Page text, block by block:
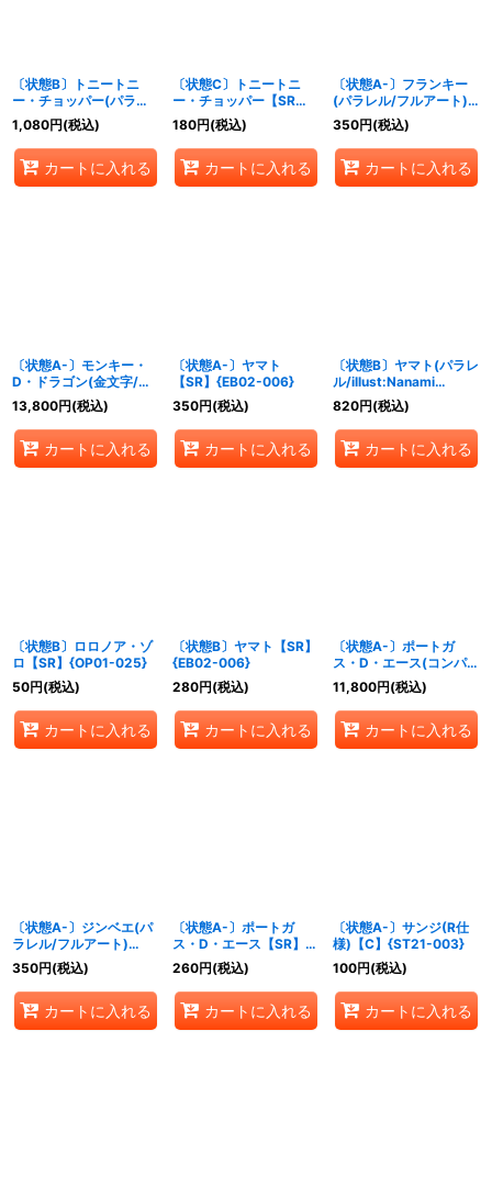
〔状態B〕トニートニ
ー・チョッパー(パラレ
ル/illust:Ririka Fukaya)
【R/P】{EB02-003}
1,080円(税込)
カートに入れる
〔状態C〕トニートニ
ー・チョッパー【SR】
{EB01-006}
180円(税込)
カートに入れる
〔状態A-〕フランキー
(パラレル/フルアート)
【C/P】{ST21-011}
350円(税込)
カートに入れる
〔状態A-〕モンキー・
D・ドラゴン(金文字/ア
ニメイラスト)【L】
{OP07-001}
13,800円(税込)
カートに入れる
〔状態A-〕ヤマト
【SR】{EB02-006}
350円(税込)
カートに入れる
〔状態B〕ヤマト(パラレ
ル/illust:Nanami
Michibata)【SR/P】
{EB02-006}
820円(税込)
カートに入れる
〔状態B〕ロロノア・ゾ
ロ【SR】{OP01-025}
50円(税込)
カートに入れる
〔状態B〕ヤマト【SR】
{EB02-006}
280円(税込)
カートに入れる
〔状態A-〕ポートガ
ス・D・エース(コンパス
背景/漫画絵)【SR】
{OP02-013}
11,800円(税込)
カートに入れる
〔状態A-〕ジンベエ(パ
ラレル/フルアート)
【C/P】{ST21-005}
350円(税込)
カートに入れる
〔状態A-〕ポートガ
ス・D・エース【SR】
{ST15-005}
260円(税込)
カートに入れる
〔状態A-〕サンジ(R仕
様)【C】{ST21-003}
100円(税込)
カートに入れる